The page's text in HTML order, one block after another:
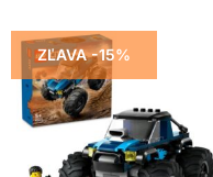
ZĽAVA -15%